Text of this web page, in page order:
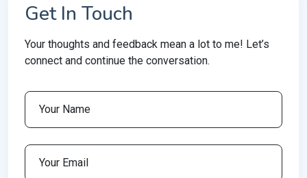
Get In Touch
Your thoughts and feedback mean a lot to me! Let’s
connect and continue the conversation.